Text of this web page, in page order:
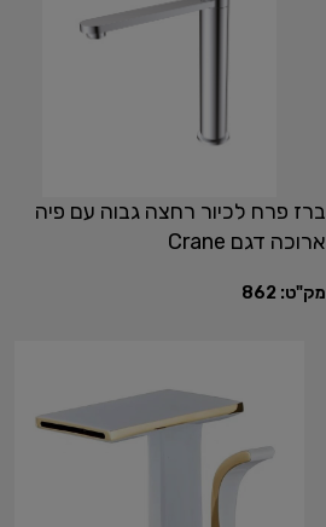
ברז פרח לכיור רחצה גבוה עם פיה
ארוכה דגם Crane
מק"ט: 862